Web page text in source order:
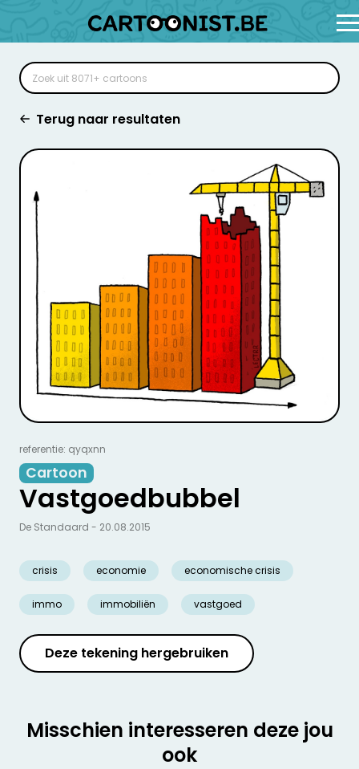
Terug naar resultaten
referentie: qyqxnn
Cartoon
Vastgoedbubbel
crisis economie economische crisis
immo immobiliën vastgoed
De Standaard - 20.08.2015
Deze tekening hergebruiken
Misschien interesseren deze jou
ook